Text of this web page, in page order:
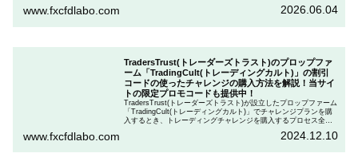
ランを申し込むときのクーポンコードを入力して割引にする方法
www.fxcfdlabo.com 2026.06.04
TradersTrust(トレーダーズトラスト)のプロップファ
ーム「TradingCult(トレーディングカルト)」の割引
コードの使ったチャレンジの購入方法を解説！当サイ
トの限定プロモコードも提供中！
TradersTrust(トレーダーズトラスト)が設立したプロップファーム
「TradingCult(トレーディングカルト)」でチャレンジプランを購
入するとき、トレーディングチャレンジを購入するプロセス全体
ます。さらに、TradingCultがほぼ定期的に実施している割引コー
www.fxcfdlabo.com 2024.12.10